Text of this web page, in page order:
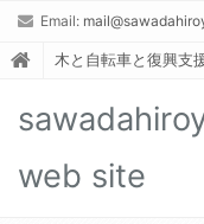
Email:
木と自転車と復興支
web site